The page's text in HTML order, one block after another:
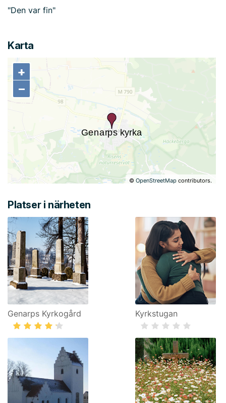
"Den var fin"
Karta
+
−
©OpenStreetMap contributors.
+
−
Platser i närheten
Genarps Kyrkogård Kyrkstugan